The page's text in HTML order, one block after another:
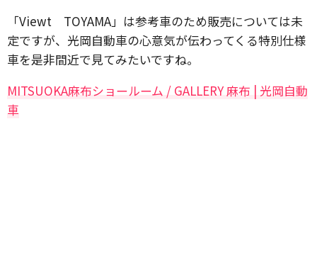
「Viewt TOYAMA」は参考車のため販売については未
定ですが、光岡自動車の心意気が伝わってくる特別仕様
車を是非間近で見てみたいですね。
MITSUOKA麻布ショールーム / GALLERY 麻布 | 光岡自動
車